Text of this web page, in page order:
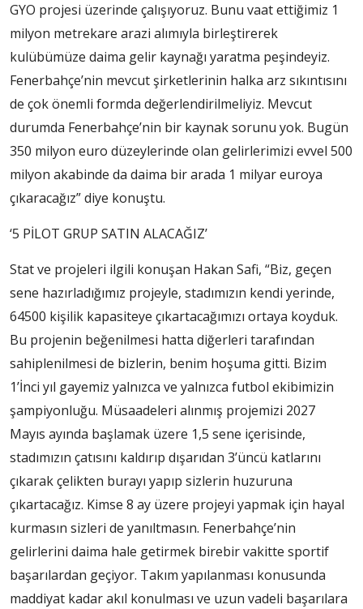
GYO projesi üzerinde çalışıyoruz. Bunu vaat ettiğimiz 1
milyon metrekare arazi alımıyla birleştirerek
kulübümüze daima gelir kaynağı yaratma peşindeyiz.
Fenerbahçe’nin mevcut şirketlerinin halka arz sıkıntısını
de çok önemli formda değerlendirilmeliyiz. Mevcut
durumda Fenerbahçe’nin bir kaynak sorunu yok. Bugün
350 milyon euro düzeylerinde olan gelirlerimizi evvel 500
milyon akabinde da daima bir arada 1 milyar euroya
çıkaracağız” diye konuştu.
‘5 PİLOT GRUP SATIN ALACAĞIZ’
Stat ve projeleri ilgili konuşan Hakan Safi, “Biz, geçen
sene hazırladığımız projeyle, stadımızın kendi yerinde,
64500 kişilik kapasiteye çıkartacağımızı ortaya koyduk.
Bu projenin beğenilmesi hatta diğerleri tarafından
sahiplenilmesi de bizlerin, benim hoşuma gitti. Bizim
1’İnci yıl gayemiz yalnızca ve yalnızca futbol ekibimizin
şampiyonluğu. Müsaadeleri alınmış projemizi 2027
Mayıs ayında başlamak üzere 1,5 sene içerisinde,
stadımızın çatısını kaldırıp dışarıdan 3’üncü katlarını
çıkarak çelikten burayı yapıp sizlerin huzuruna
çıkartacağız. Kimse 8 ay üzere projeyi yapmak için hayal
kurmasın sizleri de yanıltmasın. Fenerbahçe’nin
gelirlerini daima hale getirmek birebir vakitte sportif
başarılardan geçiyor. Takım yapılanması konusunda
maddiyat kadar akıl konulması ve uzun vadeli başarılara